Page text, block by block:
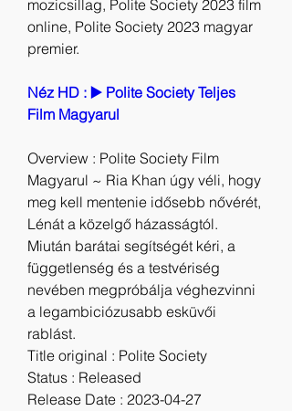
mozicsillag, Polite Society 2023 film
online, Polite Society 2023 magyar
premier.
Néz HD : ▶️ Polite Society Teljes
Film Magyarul
Overview : Polite Society Film
Magyarul ~ Ria Khan úgy véli, hogy
meg kell mentenie idősebb nővérét,
Lénát a közelgő házasságtól.
Miután barátai segítségét kéri, a
függetlenség és a testvériség
nevében megpróbálja véghezvinni
a legambiciózusabb esküvői
rablást.
Title original : Polite Society
Status : Released
Release Date : 2023-04-27